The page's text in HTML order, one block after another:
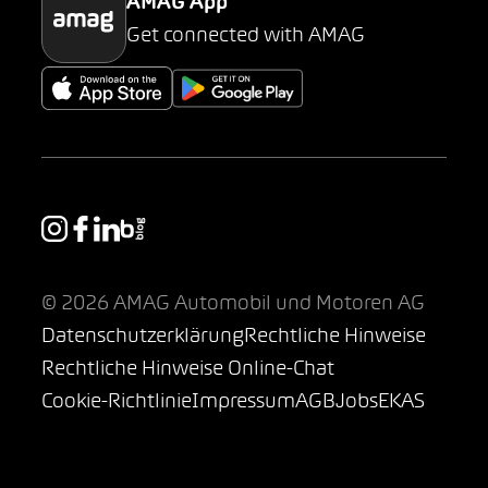
AMAG App
Get connected with AMAG
© 2026 AMAG Automobil und Motoren AG
DatenschutzerklärungRechtliche Hinweise
Rechtliche Hinweise Online-Chat
Cookie-RichtlinieImpressumAGBJobsEKAS